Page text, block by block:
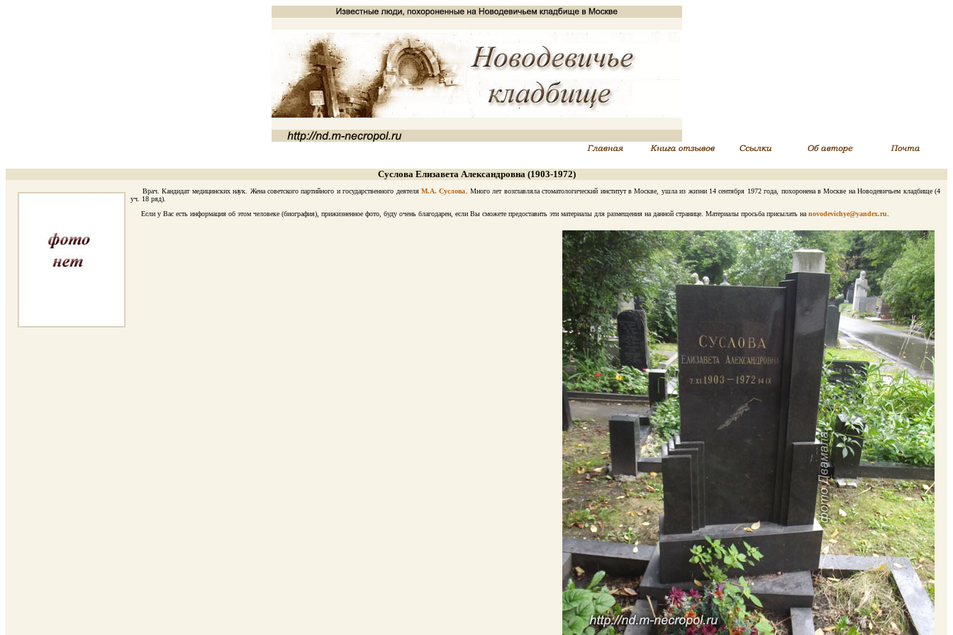
Суслова Елизавета Александровна (1903-1972)
Врач. Кандидат медицинских наук. Жена советского партийного и государственного деятеляМ.А. Суслова . Много лет возглавляла стоматологический институт в Москве, ушла из жизни 14 сентября 1972 года, похоронена в Москве на Новодевичьем кладбище (4
уч. 18 ряд).
Если у Вас есть информация об этом человеке (биография), прижизненное фото, буду очень благодарен, если Вы сможете предоставить эти материалы для размещения на данной странице. Материалы просьба присылать на novodevichye@yandex.ru